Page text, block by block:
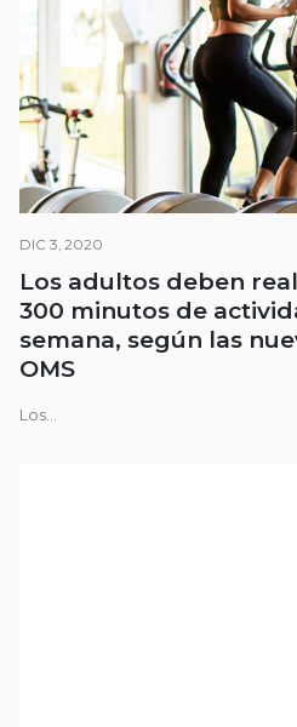
DIC 3, 2020
Los adultos deben
300 minutos de
semana, según las
OMS
Los...